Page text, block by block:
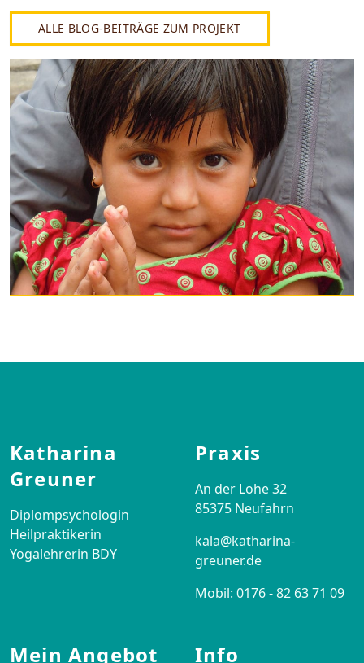
ALLE BLOG-BEITRÄGE ZUM PROJEKT
Katharina
Greuner
Diplompsychologin
Heilpraktikerin
Yogalehrerin BDY
Praxis
An der Lohe 32
85375 Neufahrn
kala@katharina-
greuner.de
Mobil: 0176 - 82 63 71 09
Mein Angebot Info